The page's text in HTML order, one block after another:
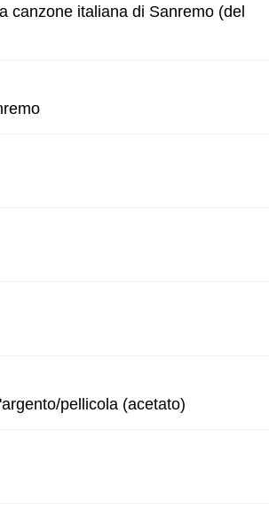
canzone italiana di Sanremo (del
pellicola (acetato)